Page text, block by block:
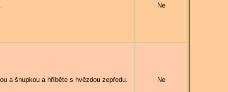
Ne
a šnupkou a hříběte s hvězdou zepředu. Ne